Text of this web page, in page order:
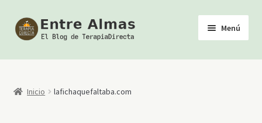
Ir
a
Ir
al
Menú
Inicio
TerapiaDirecta
Inicio lafichaquefaltaba.com